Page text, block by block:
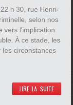
h 30, rue Henri-
selon nos
vers l'implication
À ce stade, les
les circonstances
LIRE LA SUITE